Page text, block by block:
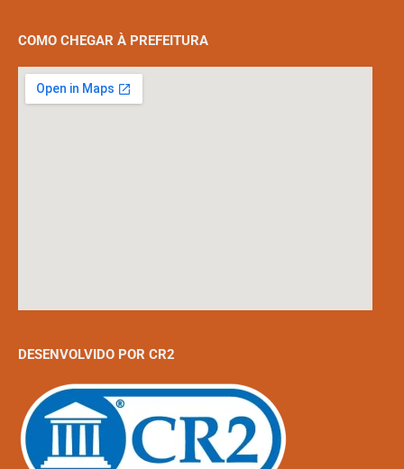
COMO CHEGAR À PREFEITURA
DESENVOLVIDO POR CR2